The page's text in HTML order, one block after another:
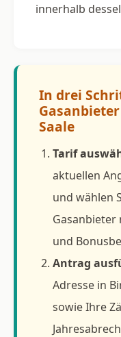
innerhalb
In drei
Saale
Tarif
aktuellen
und wählen
Gasanbieter
und
Antrag
Adresse in
sowie Ihre